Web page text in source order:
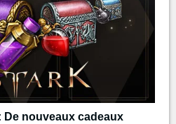
De nouveaux cadeaux